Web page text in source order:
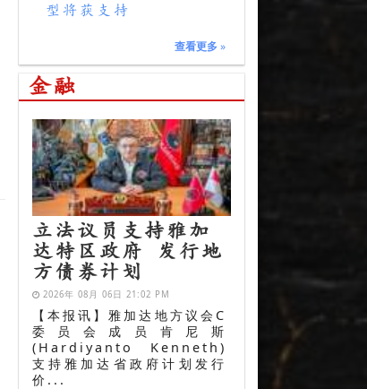
型将获支持
查看更多 »
金融
立法议员支持雅加
达特区政府 发行地
方债券计划
2026年 08月 06日 21:02 PM
【本报讯】雅加达地方议会C
委员会成员肯尼斯
(Hardiyanto Kenneth)
支持雅加达省政府计划发行
价...